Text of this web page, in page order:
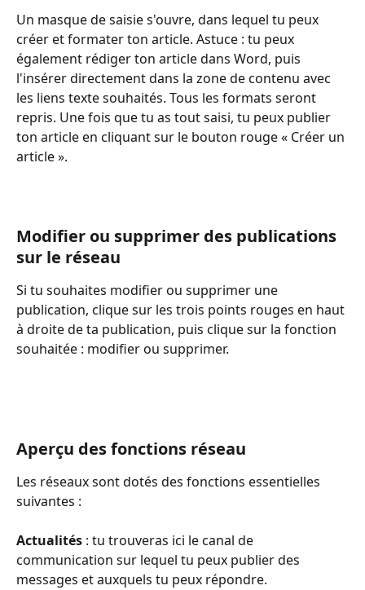
Un masque de saisie s'ouvre, dans lequel tu peux
créer et formater ton article. Astuce : tu peux
également rédiger ton article dans Word, puis
l'insérer directement dans la zone de contenu avec
les liens texte souhaités. Tous les formats seront
repris. Une fois que tu as tout saisi, tu peux publier
ton article en cliquant sur le bouton rouge « Créer un
article ».
Modifier ou supprimer des publications
sur le réseau
Si tu souhaites modifier ou supprimer une
publication, clique sur les trois points rouges en haut
à droite de ta publication, puis clique sur la fonction
souhaitée : modifier ou supprimer.
Aperçu des fonctions réseau
Les réseaux sont dotés des fonctions essentielles
suivantes :
Actualités : tu trouveras ici le canal de
communication sur lequel tu peux publier des
messages et auxquels tu peux répondre.